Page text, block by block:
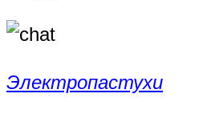
Электропастухи